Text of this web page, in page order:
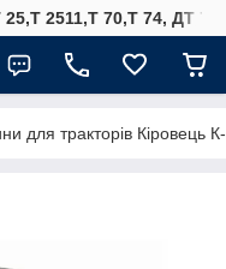
25,Т 2511,Т 70,Т 74, ДТ
для тракторів Кіровець